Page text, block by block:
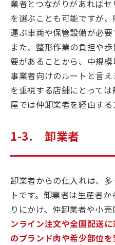
業者とつながりがあれば
を選ぶことも可能ですが
運ぶ車両や保管設備が必要
また、整形作業の負担や
要があることから、中規
事業者向けのルートと言
を重視する店舗にとって
屋では仲卸業者を経由する
1-3. 卸業者
卸業者からの仕入れは、
トです。卸業者は生産者
りにかけ、仲卸業者や小売
ンライン注文や全国配送
のブランド肉や希少部位